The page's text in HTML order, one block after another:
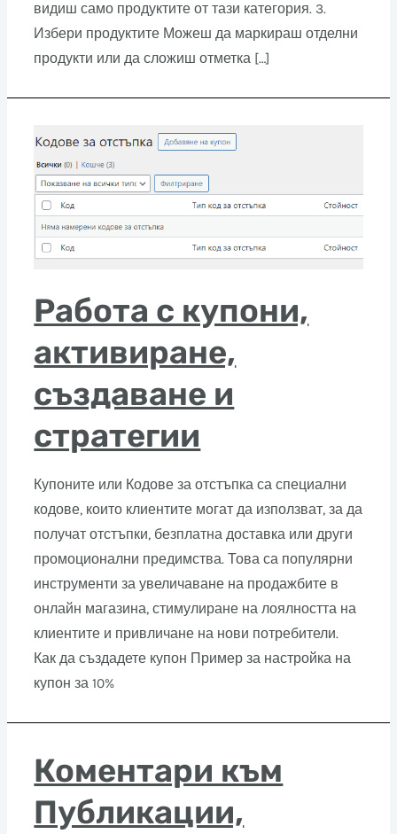
видиш само продуктите от тази категория. 3.
Избери продуктите Можеш да маркираш отделни
продукти или да сложиш отметка […]
Работа с купони,
активиране,
създаване и
стратегии
Купоните или Кодове за отстъпка са специални
кодове, които клиентите могат да използват, за да
получат отстъпки, безплатна доставка или други
промоционални предимства. Това са популярни
инструменти за увеличаване на продажбите в
онлайн магазина, стимулиране на лоялността на
клиентите и привличане на нови потребители.
Как да създадете купон Пример за настройка на
купон за 10%
Коментари към
Публикации,